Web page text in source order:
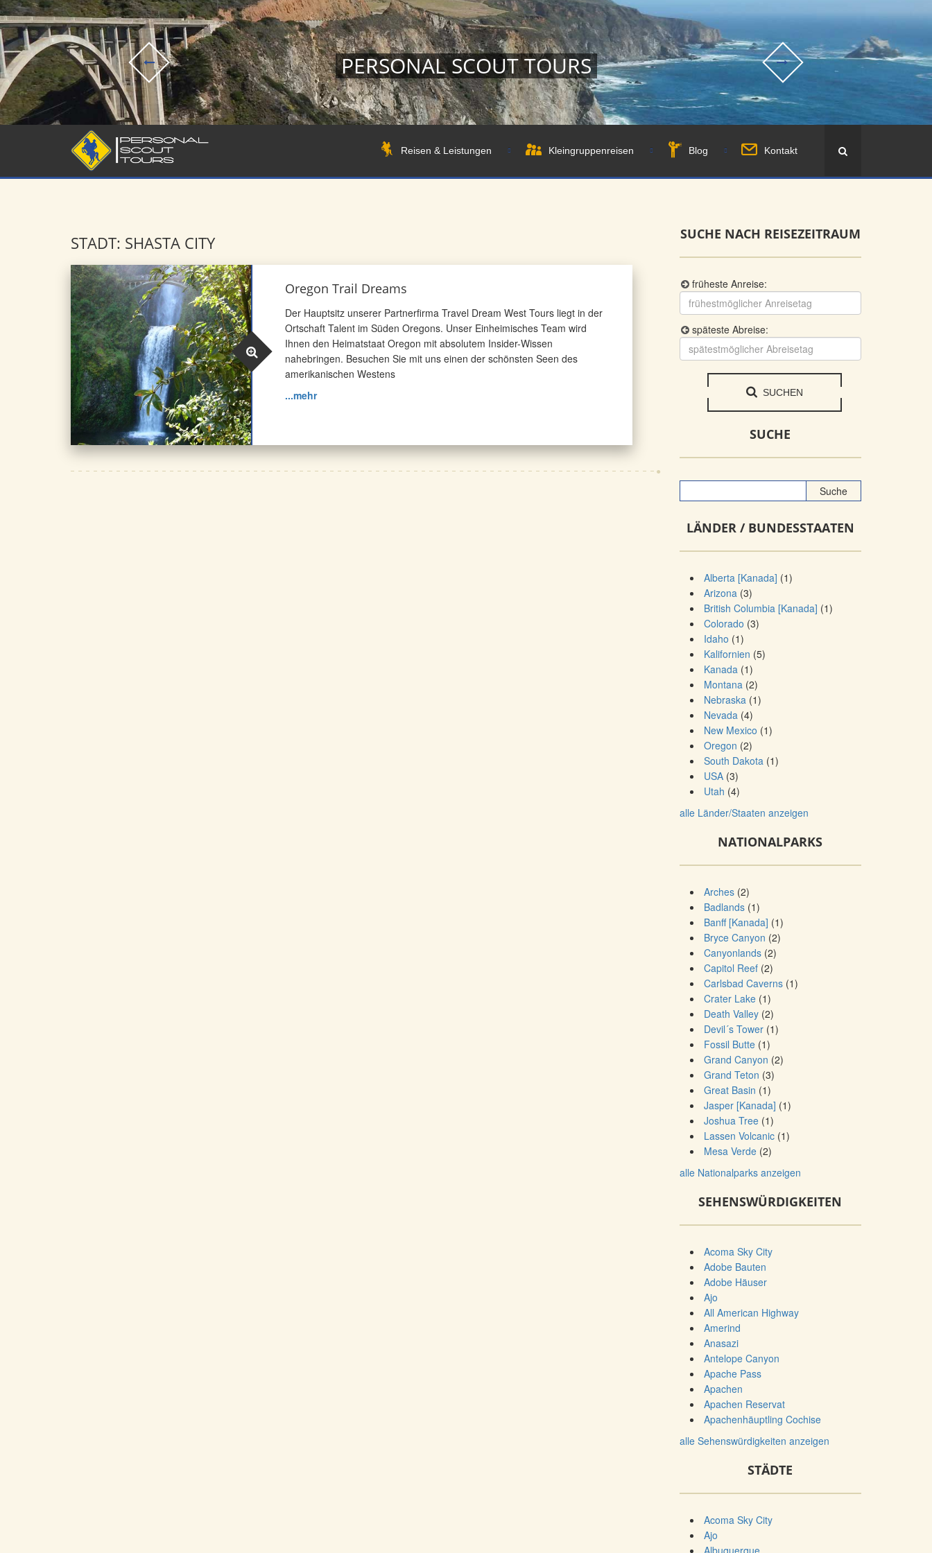
PERSONAL SCOUT TOURS
Reisen & Leistungen Kleingruppenreisen Blog Kontakt
STADT: SHASTA CITY
Oregon Trail Dreams
Der Hauptsitz unserer Partnerfirma Travel Dream West Tours liegt in der
Ortschaft Talent im Süden Oregons. Unser Einheimisches Team wird
Ihnen den Heimatstaat Oregon mit absolutem Insider-Wissen
nahebringen. Besuchen Sie mit uns einen der schönsten Seen des
amerikanischen Westens
...mehr
SUCHE NACH REISEZEITRAUM
früheste Anreise:
späteste Abreise:
SUCHEN
SUCHE
LÄNDER / BUNDESSTAATEN
Alberta [Kanada] (1)
Arizona(3)
British Columbia [Kanada] (1)
Colorado (3)
Idaho (1)
Kalifornien (5)
Kanada(1)
Montana(2)
Nebraska(1)
Nevada(4)
New Mexico (1)
Oregon (2)
South Dakota(1)
USA(3)
Utah (4)
alle Länder/Staaten anzeigen
NATIONALPARKS
Arches(2)
Badlands(1)
Banff [Kanada] (1)
Bryce Canyon (2)
Canyonlands(2)
Capitol Reef(2)
Carlsbad Caverns(1)
Crater Lake(1)
Death Valley(2)
Devil´s Tower(1)
Fossil Butte(1)
Grand Canyon (2)
Grand Teton (3)
Great Basin (1)
Jasper [Kanada] (1)
Joshua Tree(1)
Lassen Volcanic(1)
Mesa Verde(2)
alle Nationalparks anzeigen
SEHENSWÜRDIGKEITEN
Acoma Sky City
Adobe Bauten
Adobe Häuser
Ajo
All American Highway
Amerind
Anasazi
Antelope Canyon
Apache Pass
Apachen
Apachen Reservat
Apachenhäuptling Cochise
alle Sehenswürdigkeiten anzeigen
STÄDTE
Acoma Sky City
Ajo
Albuquerque